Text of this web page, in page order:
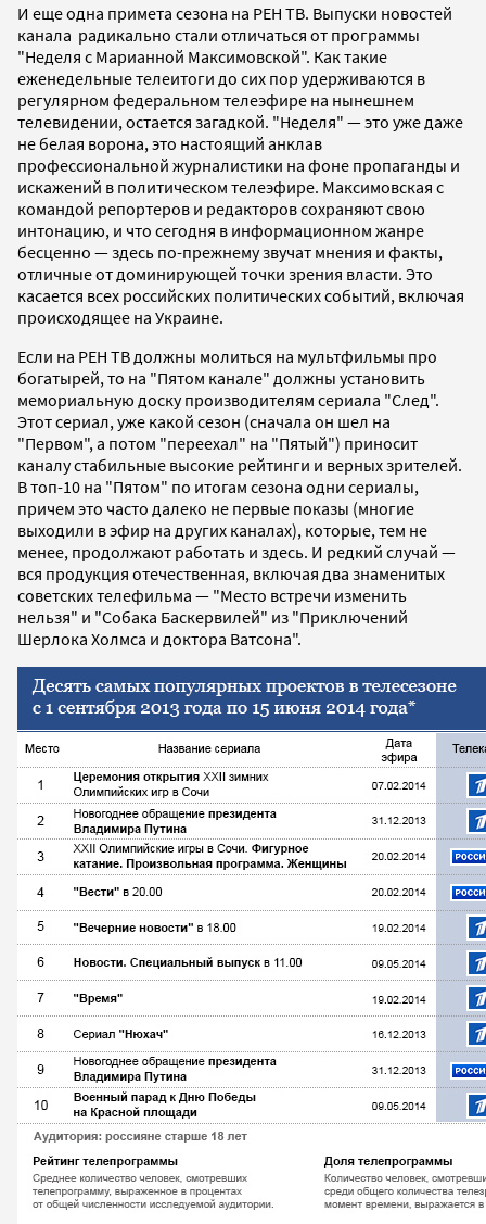
И еще одна примета сезона на РЕН ТВ. Выпуски новостей
канала радикально стали отличаться от программы
"Неделя с Марианной Максимовской". Как такие
еженедельные телеитоги до сих пор удерживаются в
регулярном федеральном телеэфире на нынешнем
телевидении, остается загадкой. "Неделя" — это уже даже
не белая ворона, это настоящий анклав
профессиональной журналистики на фоне пропаганды и
искажений в политическом телеэфире. Максимовская с
командой репортеров и редакторов сохраняют свою
интонацию, и что сегодня в информационном жанре
бесценно — здесь по-прежнему звучат мнения и факты,
отличные от доминирующей точки зрения власти. Это
касается всех российских политических событий, включая
происходящее на Украине.
Если на РЕН ТВ должны молиться на мультфильмы про
богатырей, то на "Пятом канале" должны установить
мемориальную доску производителям сериала "След".
Этот сериал, уже какой сезон (сначала он шел на
"Первом", а потом "переехал" на "Пятый") приносит
каналу стабильные высокие рейтинги и верных зрителей.
В топ-10 на "Пятом" по итогам сезона одни сериалы,
причем это часто далеко не первые показы (многие
выходили в эфир на других каналах), которые, тем не
менее, продолжают работать и здесь. И редкий случай —
вся продукция отечественная, включая два знаменитых
советских телефильма — "Место встречи изменить
нельзя" и "Собака Баскервилей" из "Приключений
Шерлока Холмса и доктора Ватсона".